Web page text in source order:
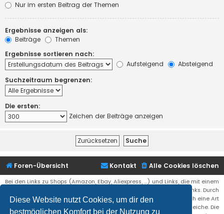
Diese Website nutzt Cookies, um dir den
bestmöglichen Komfort bei der Nutzung zu
Nur im ersten Beitrag der Themen
Ergebnisse anzeigen als:
Beiträge
Themen
Ergebnisse sortieren nach:
Aufsteigend
Absteigend
Suchzeitraum begrenzen:
Die ersten:
Zeichen der Beiträge anzeigen
Foren-Übersicht Alle Cookies löschen
Kontakt
Bei den Links zu Shops (Amazon, Ebay, Aliexpress, ...) und Links, die mit einem
Stern (*) markiert sind, kann es sich um sogenannte Affiliate Links. Durch
den Kauf eines Produktes über einen Affiliate Link erhälte ich eine Art
Umsatzbeteiligung gutgeschrieben. Für euch bleibt der Preis der gleiche. Die